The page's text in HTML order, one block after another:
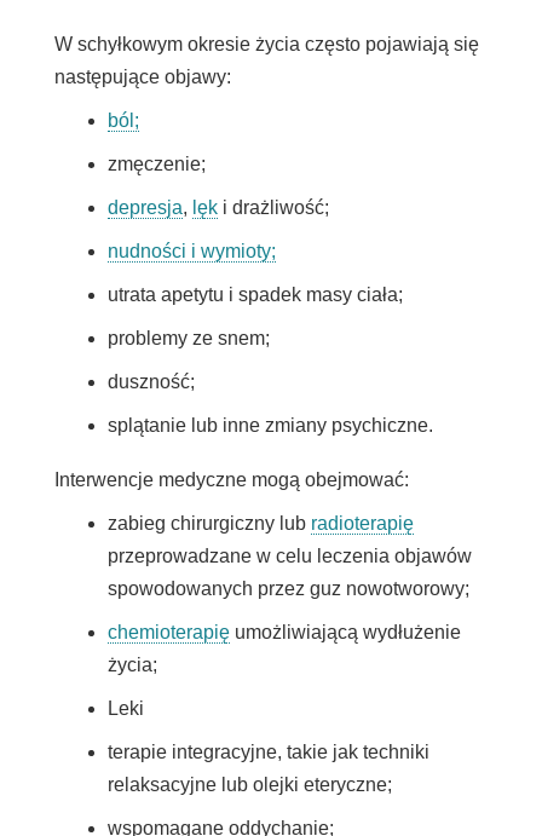
W schyłkowym okresie życia często pojawiają się
następujące objawy:
ból;
zmęczenie;
depresja, lęki drażliwość;
nudności i wymioty;
utrata apetytu i spadek masy ciała;
problemy ze snem;
duszność;
splątanie lub inne zmiany psychiczne.
Interwencje medyczne mogą obejmować:
zabieg chirurgiczny lub radioterapię
przeprowadzane w celu leczenia objawów
spowodowanych przez guz nowotworowy;
chemioterapięumożliwiającą wydłużenie
życia;
Leki
terapie integracyjne, takie jak techniki
relaksacyjne lub olejki eteryczne;
wspomagane oddychanie;